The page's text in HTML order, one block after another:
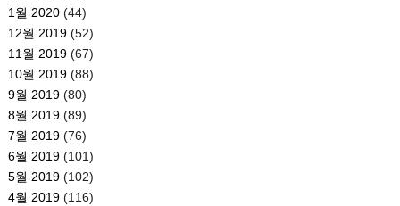
1월 2020(44)
12월 2019(52)
11월 2019(67)
10월 2019(88)
9월 2019(80)
8월 2019(89)
7월 2019(76)
6월 2019(101)
5월 2019(102)
4월 2019(116)